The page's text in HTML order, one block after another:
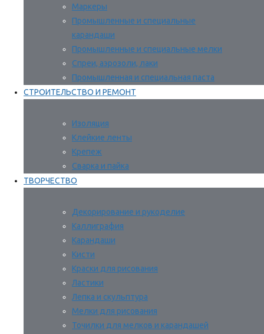
Маркеры
Промышленные и специальные
карандаши
Промышленные и специальные мелки
Спреи, аэрозоли, лаки
Промышленная и специальная паста
СТРОИТЕЛЬСТВО И РЕМОНТ
Изоляция
Клейкие ленты
Крепеж
Сварка и пайка
ТВОРЧЕСТВО
Декорирование и рукоделие
Каллиграфия
Карандаши
Кисти
Краски для рисования
Ластики
Лепка и скульптура
Мелки для рисования
Точилки для мелков и карандашей